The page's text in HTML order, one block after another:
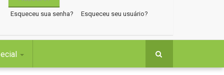
Esqueceu sua senha? Esqueceu seu usuário?